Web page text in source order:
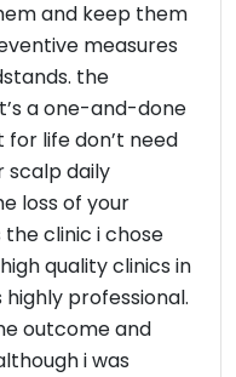
and keep them
measures
the
a one-and-done
for life don’t need
scalp daily
loss of your
the clinic i chose
quality clinics in
professional.
outcome and
i was